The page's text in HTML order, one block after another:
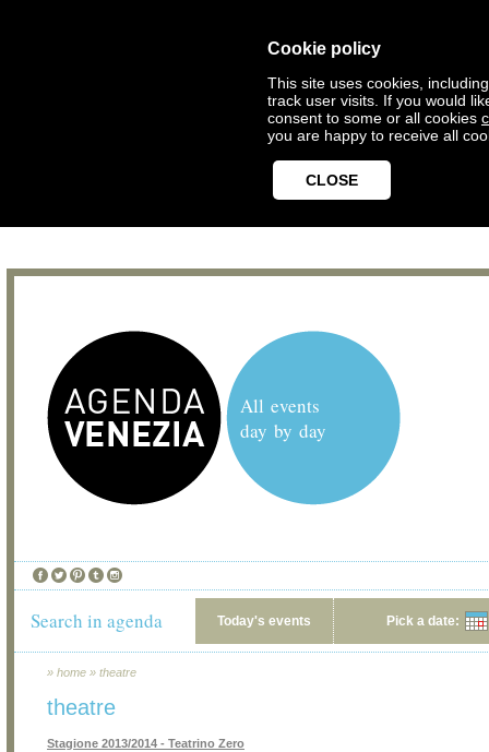
Cookie policy
This site uses cookies,
track user visits. If you would
consent to some or all cookies
you are happy to receive all
CLOSE
All events
day by day
Search in agenda Today's events Pick a date:
» home » theatre
theatre
Stagione 2013/2014 - Teatrino Zero